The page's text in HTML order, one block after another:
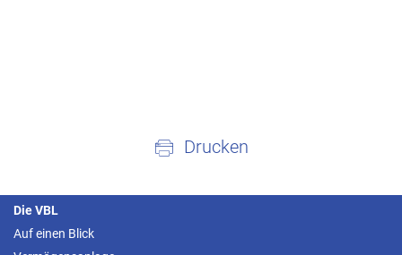
Drucken
Die VBL
Auf einen Blick